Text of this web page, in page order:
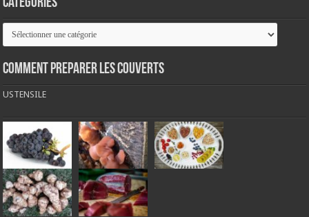
Catégories
Catégories
COMMENT PREPARER LES COUVERTS
USTENSILE